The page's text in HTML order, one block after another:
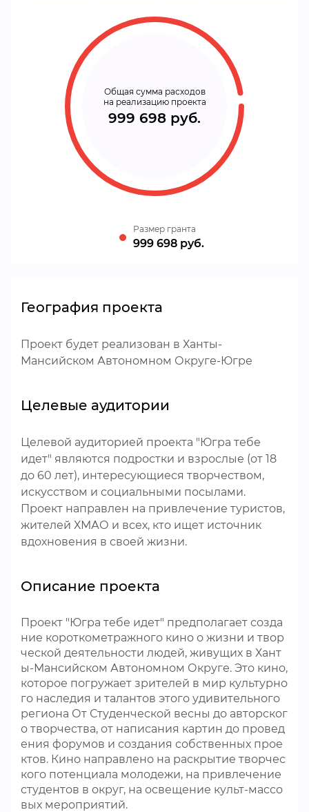
Общая сумма расходов
на реализацию проекта
999 698 руб.
Размер гранта
999 698 руб.
География проекта
Проект будет реализован в Ханты-
Мансийском Автономном Округе-Югре
Целевые аудитории
Целевой аудиторией проекта "Югра тебе
идет" являются подростки и взрослые (от 18
до 60 лет), интересующиеся творчеством,
искусством и социальными посылами.
Проект направлен на привлечение туристов,
жителей ХМАО и всех, кто ищет источник
вдохновения в своей жизни.
Описание проекта
Проект "Югра тебе идет" предполагает созда
ние короткометражного кино о жизни и твор
ческой деятельности людей, живущих в Хант
ы-Мансийском Автономном Округе. Это кино,
которое погружает зрителей в мир культурно
го наследия и талантов этого удивительного
региона От Студенческой весны до авторског
о творчества, от написания картин до провед
ения форумов и создания собственных прое
ктов. Кино направлено на раскрытие творчес
кого потенциала молодежи, на привлечение
студентов в округ, на освещение культ-массо
вых мероприятий.